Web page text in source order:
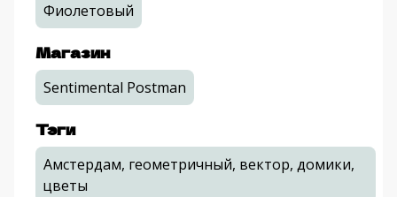
Фиолетовый
Магазин
Sentimental Postman
Тэги
Амстердам, геометричный, вектор, домики,
цветы